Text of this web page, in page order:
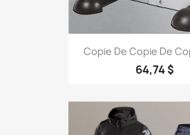
Copie De Copie De
64,74 $